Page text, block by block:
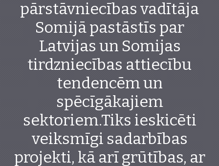
pārstāvniecības vadītāja
Somijā pastāstīs par
Latvijas un Somijas
tirdzniecības attiecību
tendencēm un
spēcīgākajiem
sektoriem.Tiks ieskicēti
veiksmīgi sadarbības
projekti, kā arī grūtības, ar